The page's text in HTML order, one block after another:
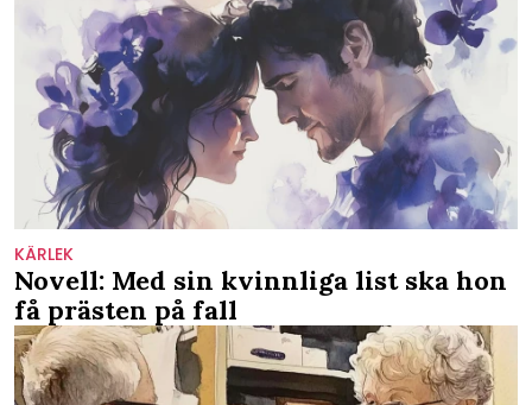
KÄRLEK
Novell: Med sin kvinnliga list ska hon
få prästen på fall